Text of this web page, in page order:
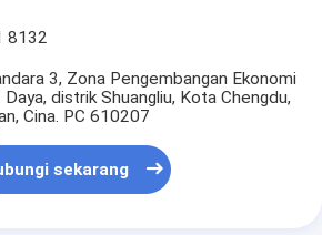
8132
3, Zona Pengembangan Ekonomi
distrik Shuangliu, Kota Chengdu,
Cina. PC 610207
sekarang